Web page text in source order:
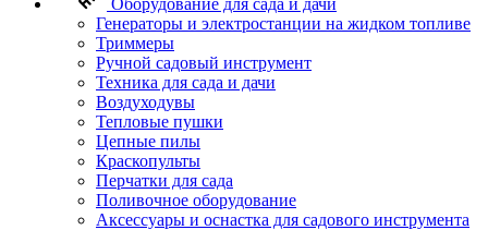
Оборудование для сада и дачи
Генераторы и электростанции на жидком топливе
Триммеры
Ручной садовый инструмент
Техника для сада и дачи
Воздуходувы
Тепловые пушки
Цепные пилы
Краскопульты
Перчатки для сада
Поливочное оборудование
Аксессуары и оснастка для садового инструмента